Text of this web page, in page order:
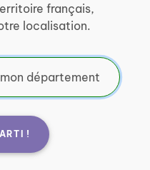
français,
localisation.
!
classique
sur chaise
: